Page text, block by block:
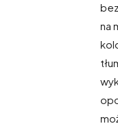
na